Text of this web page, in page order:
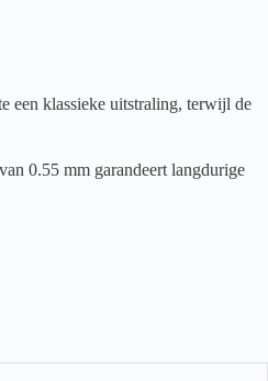
een klassieke uitstraling, terwijl de
0.55 mm garandeert langdurige